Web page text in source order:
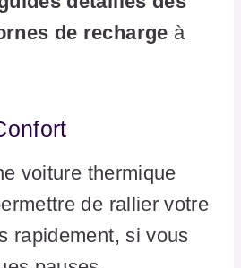
de recharge à
voiture thermique
de rallier votre
rapidement, si vous